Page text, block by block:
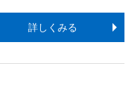
詳しくみる